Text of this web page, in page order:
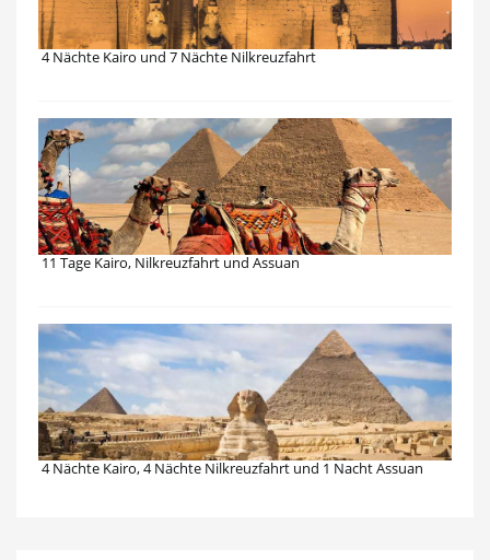
4 Nächte Kairo und 7 Nächte Nilkreuzfahrt
11 Tage Kairo, Nilkreuzfahrt und Assuan
4 Nächte Kairo, 4 Nächte Nilkreuzfahrt und 1 Nacht Assuan